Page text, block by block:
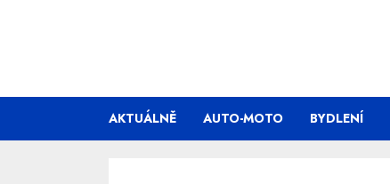
AKTUÁLNĚ AUTO-MOTO BYDLENÍ